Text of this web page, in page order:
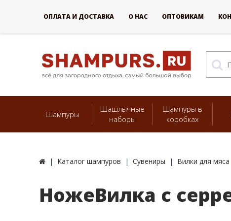
Шампуры
Шашлычные
наборы
Шампуры в
коробках
Каталог шампуров Сувениры Вилки для мяса
НожеВилка с
ОПЛАТА И ДОСТАВКА О НАС ОПТОВИКАМ